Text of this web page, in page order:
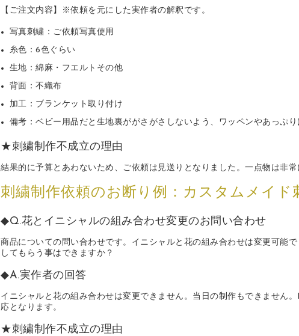
【ご注文内容】※依頼を元にした実作者の解釈です。
写真刺繍：ご依頼写真使用
糸色：6色ぐらい
生地：綿麻・フエルトその他
背面：不織布
加工：ブランケット取り付け
備考：ベビー用品だと生地裏ががさがさしないよう、ワッペンやあっぷり
★刺繍制作不成立の理由
結果的に予算とあわないため、ご依頼は見送りとなりました。一点物は非常
刺繍制作依頼のお断り例：カスタムメイド
◆Q.花とイニシャルの組み合わせ変更のお問い合わせ
商品についての問い合わせです。イニシャルと花の組み合わせは変更可能
してもらう事はできますか？
◆A.実作者の回答
イニシャルと花の組み合わせは変更できません。当日の制作もできません
応となります。
★刺繍制作不成立の理由